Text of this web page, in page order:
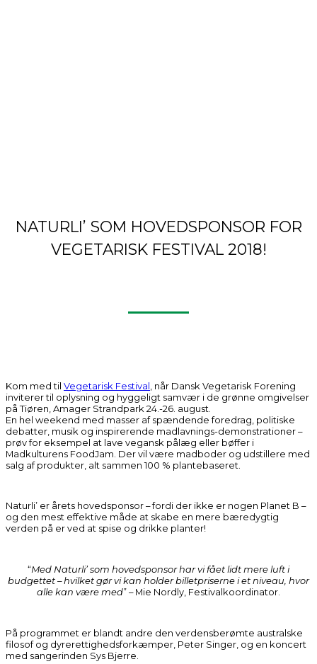
NATURLI’ SOM HOVEDSPONSOR FOR
VEGETARISK FESTIVAL 2018!
Kom med til Vegetarisk Festival , når Dansk Vegetarisk Forening
inviterer til oplysning og hyggeligt samvær i de grønne omgivelser
på Tiøren, Amager Strandpark 24.-26. august.
En hel weekend med masser af spændende foredrag, politiske
debatter, musik og inspirerende madlavnings-demonstrationer –
prøv for eksempel at lave vegansk pålæg eller bøffer i
Madkulturens FoodJam. Der vil være madboder og udstillere med
salg af produkter, alt sammen 100 % plantebaseret.
Naturli’ er årets hovedsponsor – fordi der ikke er nogen Planet B –
og den mest effektive måde at skabe en mere bæredygtig
verden på er ved at spise og drikke planter!
“Med Naturli’ som hovedsponsor har vi fået lidt mere luft i
budgettet – hvilket gør vi kan holder billetpriserne i et niveau, hvor
alle kan være med” – Mie Nordly, Festivalkoordinator.
På programmet er blandt andre den verdensberømte australske
filosof og dyrerettighedsforkæmper, Peter Singer, og en koncert
med sangerinden Sys Bjerre.